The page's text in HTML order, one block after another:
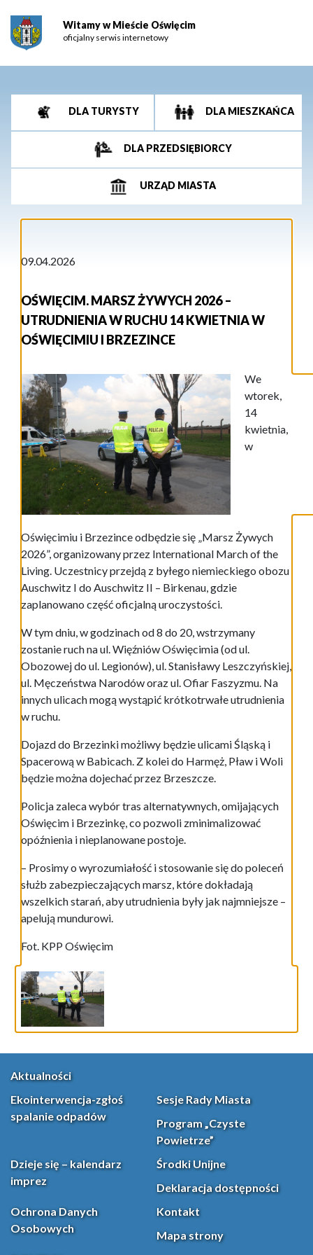
Witamy w Mieście Oświęcim
oficjalny serwis internetowy
DLA TURYSTY DLA MIESZKAŃCA
DLA PRZEDSIĘBIORCY
URZĄD MIASTA
09.04.2026
OŚWIĘCIM. MARSZ ŻYWYCH 2026 –
UTRUDNIENIA W RUCHU 14 KWIETNIA W
OŚWIĘCIMIU I BRZEZINCE
We
wtorek,
14
kwietnia,
w
Oświęcimiu i Brzezince odbędzie się „Marsz Żywych
2026”, organizowany przez International March of the
Living. Uczestnicy przejdą z byłego niemieckiego obozu
Auschwitz I do Auschwitz II – Birkenau, gdzie
zaplanowano część oficjalną uroczystości.
W tym dniu, w godzinach od 8 do 20, wstrzymany
zostanie ruch na ul. Więźniów Oświęcimia (od ul.
Obozowej do ul. Legionów), ul. Stanisławy Leszczyńskiej,
ul. Męczeństwa Narodów oraz ul. Ofiar Faszyzmu. Na
innych ulicach mogą wystąpić krótkotrwałe utrudnienia
w ruchu.
Dojazd do Brzezinki możliwy będzie ulicami Śląską i
Spacerową w Babicach. Z kolei do Harmęż, Pław i Woli
będzie można dojechać przez Brzeszcze.
Policja zaleca wybór tras alternatywnych, omijających
Oświęcim i Brzezinkę, co pozwoli zminimalizować
opóźnienia i nieplanowane postoje.
– Prosimy o wyrozumiałość i stosowanie się do poleceń
służb zabezpieczających marsz, które dokładają
wszelkich starań, aby utrudnienia były jak najmniejsze –
apelują mundurowi.
Fot. KPP Oświęcim
Aktualności
Ekointerwencja-zgłoś
spalanie odpadów
Sesje Rady Miasta
Program „Czyste
Powietrze”
Dzieje się – kalendarz
imprez
Środki Unijne
Deklaracja dostępności
Ochrona Danych
Osobowych
Kontakt
Mapa strony